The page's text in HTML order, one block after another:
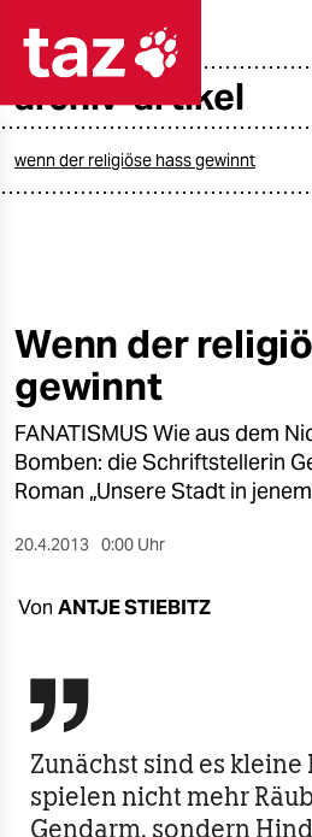
taz zahl ich
öko
gesellschaft
kultur
sport
berlin
nord
verlag
verlag
veranstaltungen
archiv-artikel
wenn der religiöse hass gewinnt
Wenn der
gewinnt
FANATISMUS Wie aus dem
Bomben: die Schriftstellerin
Roman „Unsere Stadt in
20.4.2013 0:00 Uhr
Von ANTJE STIEBITZ

Zunächst sind es
spielen nicht mehr
Gendarm, sondern